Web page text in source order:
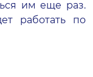
им еще раз.
работать по